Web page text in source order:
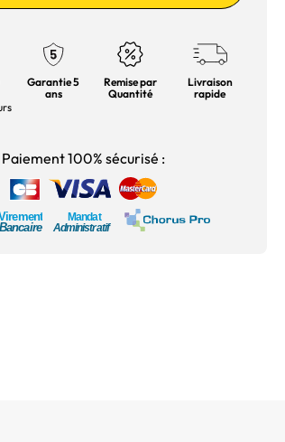
Garantie 5
ans
Remise par
Quantité
Livraison
rapide
Paiement 100% sécurisé :